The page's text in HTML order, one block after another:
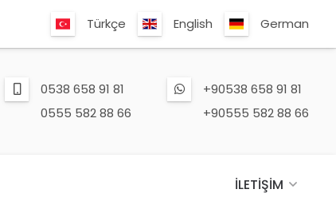
Türkçe English German
0538 658 91 81
0555 582 88 66
+90538 658 91 81
+90555 582 88 66
İLETIŞIM